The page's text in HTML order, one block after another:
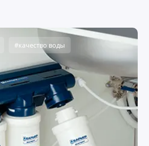
#качество воды